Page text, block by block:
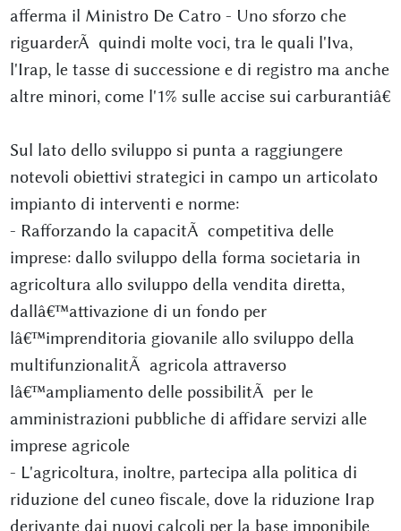
afferma il Ministro De Catro - Uno sforzo che
riguarderÃ quindi molte voci, tra le quali l'Iva,
l'Irap, le tasse di successione e di registro ma anche
altre minori, come l'1% sulle accise sui carburantiâ€
Sul lato dello sviluppo si punta a raggiungere
notevoli obiettivi strategici in campo un articolato
impianto di interventi e norme:
- Rafforzando la capacitÃ competitiva delle
imprese: dallo sviluppo della forma societaria in
agricoltura allo sviluppo della vendita diretta,
dallâ€™attivazione di un fondo per
lâ€™imprenditoria giovanile allo sviluppo della
multifunzionalitÃ agricola attraverso
lâ€™ampliamento delle possibilitÃ per le
amministrazioni pubbliche di affidare servizi alle
imprese agricole
- L'agricoltura, inoltre, partecipa alla politica di
riduzione del cuneo fiscale, dove la riduzione Irap
derivante dai nuovi calcoli per la base imponibile